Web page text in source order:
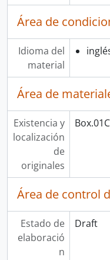
Área de
Idioma del
material
Área de
Existencia y
localización
de
originales
Área de control
Estado de
elaboració
n
Draft